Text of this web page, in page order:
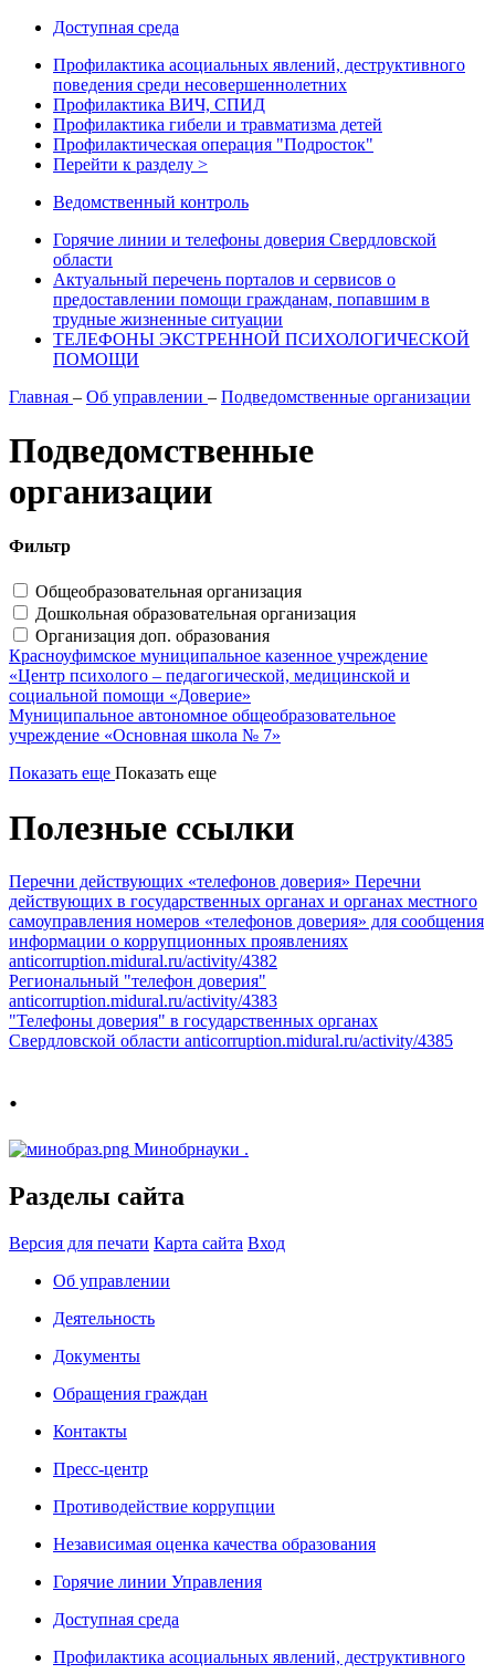
Доступная среда
Профилактика асоциальных явлений, деструктивного
поведения среди несовершеннолетних
Профилактика ВИЧ, СПИД
Профилактика гибели и травматизма детей
Профилактическая операция "Подросток"
Перейти к разделу >
Ведомственный контроль
Горячие линии и телефоны доверия Свердловской
области
Актуальный перечень порталов и сервисов о
предоставлении помощи гражданам, попавшим в
трудные жизненные ситуации
ТЕЛЕФОНЫ ЭКСТРЕННОЙ ПСИХОЛОГИЧЕСКОЙ
ПОМОЩИ
Главная – Об управлении – Подведомственные организации
Подведомственные
организации
Фильтр
Общеобразовательная организация
Дошкольная образовательная организация
Организация доп. образования
Красноуфимское муниципальное казенное учреждение
«Центр психолого – педагогической, медицинской и
социальной помощи «Доверие»
Муниципальное автономное общеобразовательное
учреждение «Основная школа № 7»
Показать еще Показать еще
Полезные ссылки
Перечни действующих «телефонов доверия» Перечни
действующих в государственных органах и органах местного
самоуправления номеров «телефонов доверия» для сообщения
информации о коррупционных проявлениях
anticorruption.midural.ru/activity/4382
Региональный "телефон доверия"
anticorruption.midural.ru/activity/4383
"Телефоны доверия" в государственных органах
Свердловской области anticorruption.midural.ru/activity/4385
.
Минобрнауки .
Разделы сайта
Версия для печати Карта сайта Вход
Об управлении
Деятельность
Документы
Обращения граждан
Контакты
Пресс-центр
Противодействие коррупции
Независимая оценка качества образования
Горячие линии Управления
Доступная среда
Профилактика асоциальных явлений, деструктивного